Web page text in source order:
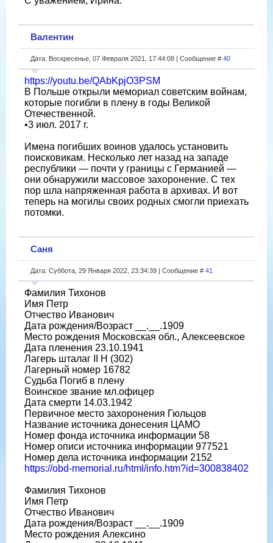
Валентин
Дата: Воскресенье, 07 Февраля 2021, 17:44:08 | Сообщение # 40
https://youtu.be/QAbKpjO3PSM
В Польше открыли мемориал советским войнам,
которые погибли в плену в годы Великой
Отечественной.
•3 июл. 2017 г.
Имена погибших воинов удалось установить
поисковикам. Несколько лет назад на западе
республики — почти у границы с Германией —
они обнаружили массовое захоронение. С тех
пор шла напряженная работа в архивах. И вот
теперь на могилы своих родных смогли приехать
потомки.
Саня
Дата: Суббота, 29 Января 2022, 23:34:39 | Сообщение # 41
Фамилия Тихонов
Имя Петр
Отчество Иванович
Дата рождения/Возраст __.__.1909
Место рождения Московская обл., Алексеевское
Дата пленения 23.10.1941
Лагерь шталаг II H (302)
Лагерный номер 16782
Судьба Погиб в плену
Воинское звание мл.офицер
Дата смерти 14.03.1942
Первичное место захоронения Гюльцов
Название источника донесения ЦАМО
Номер фонда источника информации 58
Номер описи источника информации 977521
Номер дела источника информации 2152
https://obd-memorial.ru/html/info.htm?id=300838402
Фамилия Тихонов
Имя Петр
Отчество Иванович
Дата рождения/Возраст __.__.1909
Место рождения Алексино